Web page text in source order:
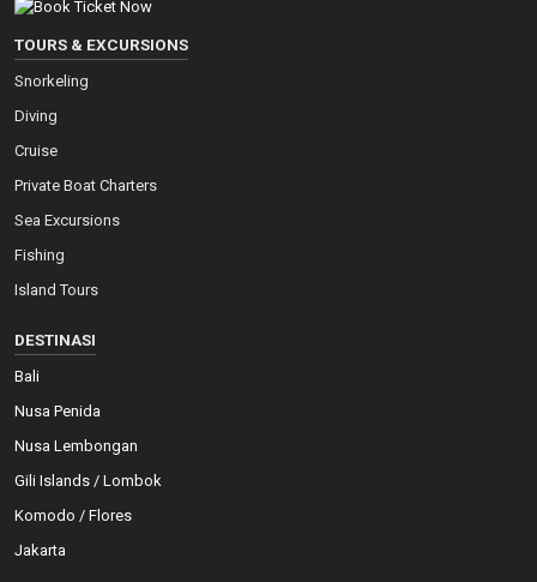
TOURS & EXCURSIONS
Snorkeling
Diving
Cruise
Private Boat Charters
Sea Excursions
Fishing
Island Tours
DESTINASI
Bali
Nusa Penida
Nusa Lembongan
Gili Islands / Lombok
Komodo / Flores
Jakarta